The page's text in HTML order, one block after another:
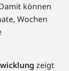
können
Wochen
zeigt